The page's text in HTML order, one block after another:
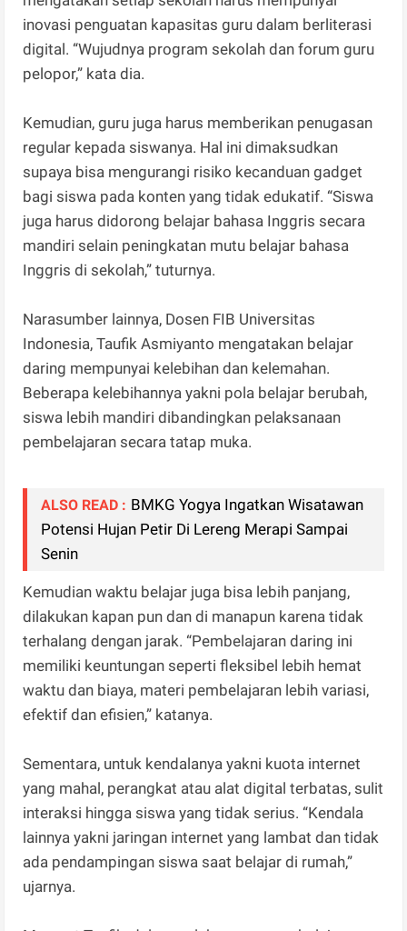
inovasi penguatan kapasitas guru dalam berliterasi
digital. “Wujudnya program sekolah dan forum guru
pelopor,” kata dia.
Kemudian, guru juga harus memberikan penugasan
regular kepada siswanya. Hal ini dimaksudkan
supaya bisa mengurangi risiko kecanduan gadget
bagi siswa pada konten yang tidak edukatif. “Siswa
juga harus didorong belajar bahasa Inggris secara
mandiri selain peningkatan mutu belajar bahasa
Inggris di sekolah,” tuturnya.
Narasumber lainnya, Dosen FIB Universitas
Indonesia, Taufik Asmiyanto mengatakan belajar
daring mempunyai kelebihan dan kelemahan.
Beberapa kelebihannya yakni pola belajar berubah,
siswa lebih mandiri dibandingkan pelaksanaan
pembelajaran secara tatap muka.
ALSO READ : BMKG Yogya Ingatkan Wisatawan
Potensi Hujan Petir Di Lereng Merapi Sampai
Senin
Kemudian waktu belajar juga bisa lebih panjang,
dilakukan kapan pun dan di manapun karena tidak
terhalang dengan jarak. “Pembelajaran daring ini
memiliki keuntungan seperti fleksibel lebih hemat
waktu dan biaya, materi pembelajaran lebih variasi,
efektif dan efisien,” katanya.
Sementara, untuk kendalanya yakni kuota internet
yang mahal, perangkat atau alat digital terbatas, sulit
interaksi hingga siswa yang tidak serius. “Kendala
lainnya yakni jaringan internet yang lambat dan tidak
ada pendampingan siswa saat belajar di rumah,”
ujarnya.